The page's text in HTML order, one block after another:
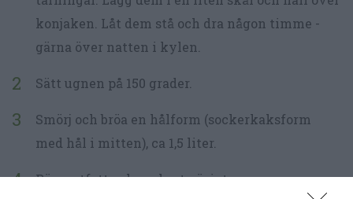
konjaken. Låt dem stå och dra någon timme -
gärna över natten i kylen.
Sätt ugnen på 150 grader.
Smörj och bröa en hålform (sockerkaksform
med hål i mitten), ca 1,5 liter.
Rör matfett och sockret pösigt.